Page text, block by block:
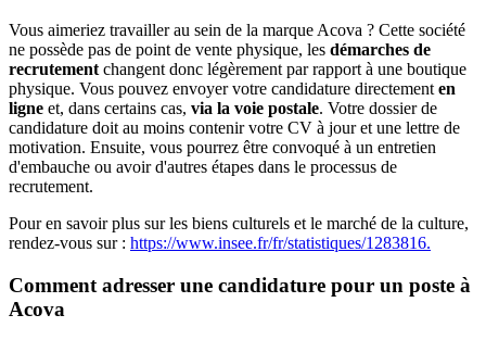
Vous aimeriez travailler au sein de la marque Acova ? Cette société
ne possède pas de point de vente physique, les démarches de
recrutement changent donc légèrement par rapport à une boutique
physique. Vous pouvez envoyer votre candidature directement en
ligne et, dans certains cas, via la voie postale. Votre dossier de
candidature doit au moins contenir votre CV à jour et une lettre de
motivation. Ensuite, vous pourrez être convoqué à un entretien
d'embauche ou avoir d'autres étapes dans le processus de
recrutement.
Pour en savoir plus sur les biens culturels et le marché de la culture,
rendez-vous sur : https://www.insee.fr/fr/statistiques/1283816.
Comment adresser une candidature pour un poste à
Acova